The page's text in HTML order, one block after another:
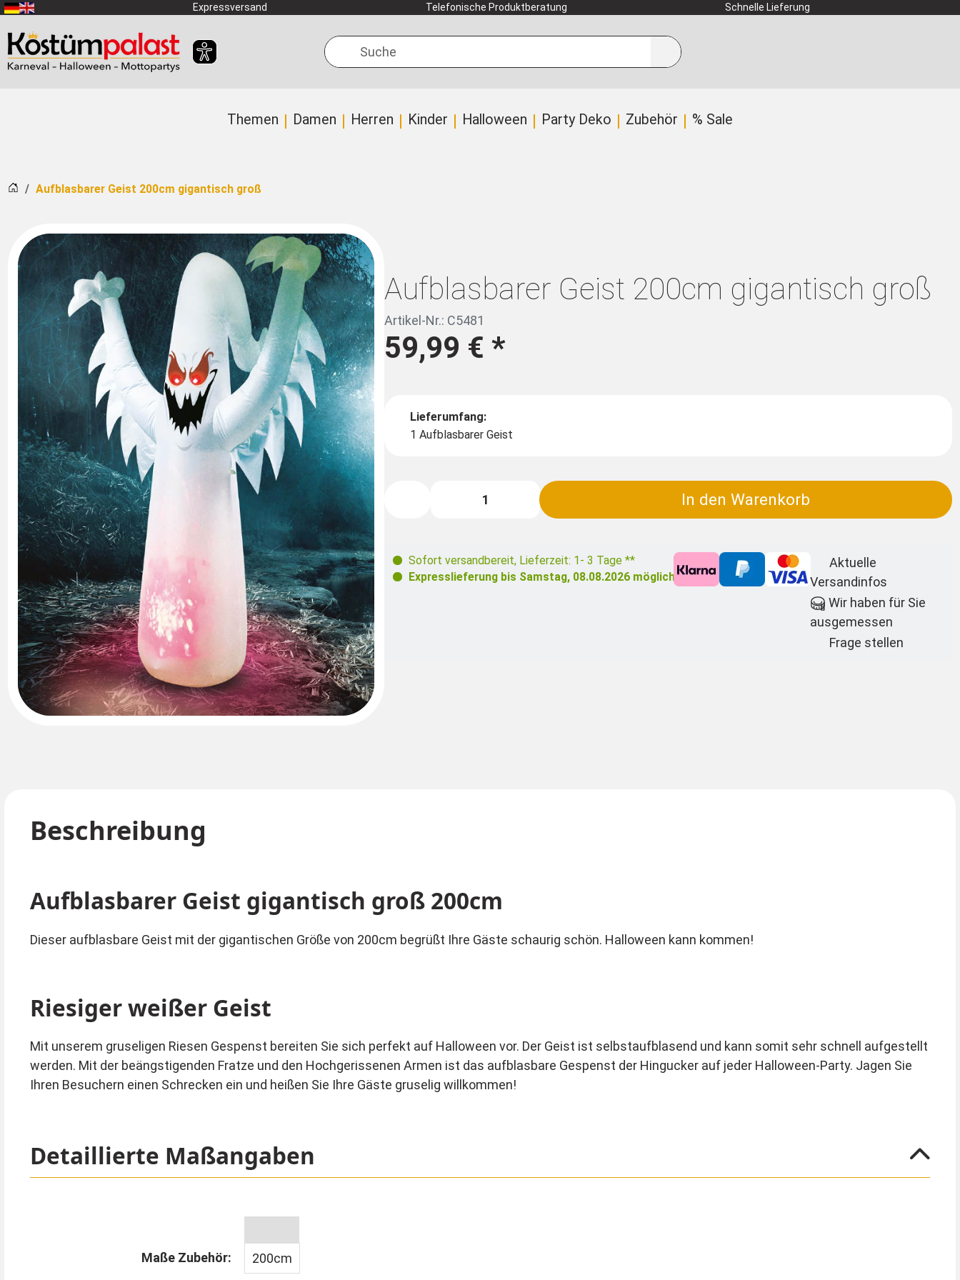
Zum Hauptinhalt springen Expressversand Telefonische Produktberatung Schnelle Lieferung
Suche
Themen Damen Herren Kinder Halloween Party Deko Zubehör % Sale
Startseite
Aufblasbarer Geist 200cm gigantisch groß
Aufblasbarer Geist 200cm gigantisch groß
Artikel-Nr.: C5481
59,99 €*
Lieferumfang:
1 Aufblasbarer Geist
In den Warenkorb
Sofort versandbereit, Lieferzeit: 1- 3 Tage **
Expresslieferung bis Samstag, 08.08.2026 möglich
Aktuelle
Versandinfos
ausgemessen
Frage stellen
Beschreibung
Aufblasbarer Geist gigantisch groß 200cm
Dieser aufblasbare Geist mit der gigantischen Größe von 200cm begrüßt Ihre Gäste schaurig schön. Halloween kann kommen!
Riesiger weißer Geist
Mit unserem gruseligen Riesen Gespenst bereiten Sie sich perfekt auf Halloween vor. Der Geist ist selbstaufblasend und kann somit sehr schnell aufgestellt
werden. Mit der beängstigenden Fratze und den Hochgerissenen Armen ist das aufblasbare Gespenst der Hingucker auf jeder Halloween-Party. Jagen Sie
Ihren Besuchern einen Schrecken ein und heißen Sie Ihre Gäste gruselig willkommen!
Detaillierte Maßangaben
Maße Zubehör: 200cm